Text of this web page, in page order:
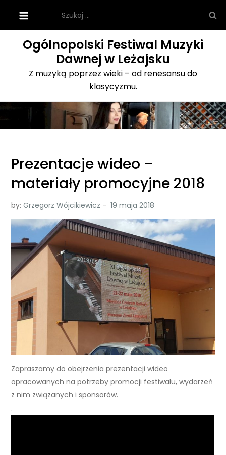
content
Ogólnopolski Festiwal Muzyki
Dawnej w Leżajsku
Z muzyką poprzez wieki – od renesansu do
klasycyzmu.
Prezentacje wideo –
materiały promocyjne 2018
by:Grzegorz Wójcikiewicz
Zapraszamy do obejrzenia prezentacji wideo
opracowanych na potrzeby promocji festiwalu, wydarzeń
z nim związanych i sponsorów.
.